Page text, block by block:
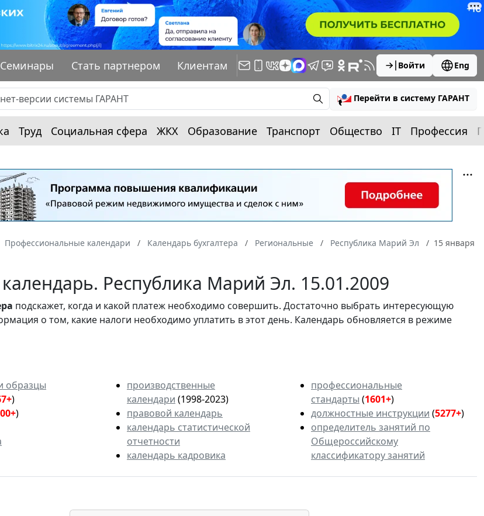
Семинары Стать партнером Клиентам Войти Eng
Перейти в систему ГАРАНТ
Труд Социальная сфера ЖКХ Образование Транспорт Общество IT Профессия
Профессиональные календари Календарь бухгалтера Региональные Республика Марий Эл
15 января
Республика Марий Эл. 15.01.2009
подскажет, когда и какой платеж необходимо совершить. Достаточно выбрать интересующую
о том, какие налоги необходимо уплатить в этот день. Календарь обновляется в режиме
образцы
)
)
производственные
календари (1998-2023)
правовой календарь
календарь статистической
отчетности
календарь кадровика
профессиональные
стандарты (1601+)
должностные инструкции (5277+)
определитель занятий по
Общероссийскому
классификатору занятий